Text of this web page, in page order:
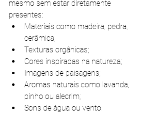
mesmo sem estar diretamente
presentes:
Materiais como madeira, pedra,
cerâmica;
Texturas orgânicas;
Cores inspiradas na natureza;
Imagens de paisagens;
Aromas naturais como lavanda,
pinho ou alecrim;
Sons de água ou vento.